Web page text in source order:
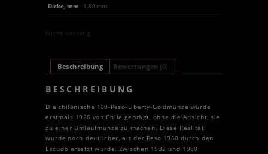
Dicke, mm 1,80 mm
Nicht vorrätig
Beschreibung Bewertungen (0)
BESCHREIBUNG
Die chilenische 100-Peso-Liberty-Goldmünze wurde
erstmals 1926 von Chile geprägt, ohne die Absicht, sie
zu einer Umlaufmünze zu machen. Diese Realität
wurde noch deutlicher, als der Peso 1960 durch den
Escudo ersetzt wurde. Zwischen 1932 und 1980